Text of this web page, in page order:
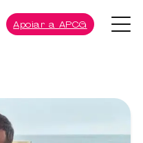
Apoiar a APCG